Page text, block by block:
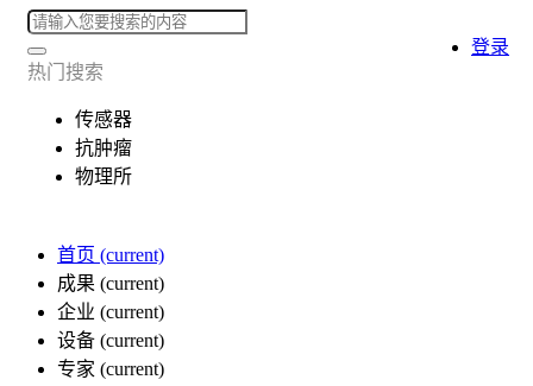
热门搜索
传感器
抗肿瘤
物理所
首页 (current)
成果 (current)
企业 (current)
设备 (current)
专家 (current)
登录